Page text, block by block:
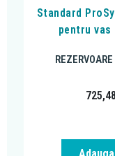
Standard
pentru vas
725,48